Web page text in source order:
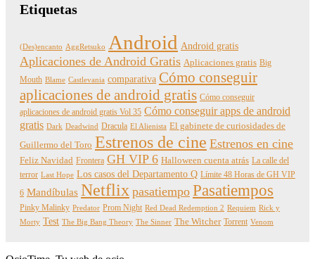
Etiquetas
(Des)encanto AggRetsuko Android Android gratis
Aplicaciones de Android Gratis Aplicaciones gratis Big
Mouth Blame Castlevania comparativa Cómo conseguir
aplicaciones de android gratis Cómo conseguir
aplicaciones de android gratis Vol 35 Cómo conseguir apps de android
gratis Dark Deadwind Dracula El Alienista El gabinete de curiosidades de
Guillermo del Toro Estrenos de cine Estrenos en cine
Feliz Navidad Frontera GH VIP 6 Halloween cuenta atrás La calle del
terror Last Hope Los casos del Departamento Q Límite 48 Horas de GH VIP
6 Mandíbulas Netflix pasatiempo Pasatiempos
Pinky Malinky Predator Prom Night Red Dead Redemption 2 Requiem Rick y
Morty Test The Big Bang Theory The Sinner The Witcher Torrent Venom